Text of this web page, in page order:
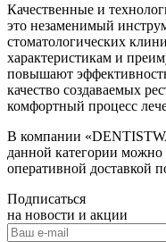
Качественные и
это незаменимый
стоматологических
характеристикам и
повышают
качество создаваемых
комфортный процесс
В компании
данной категории
оперативной доставкой
Подписаться
на новости и акции